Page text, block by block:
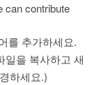
can contribute
를 추가하세요.
일을 복사하고 새
하세요.)